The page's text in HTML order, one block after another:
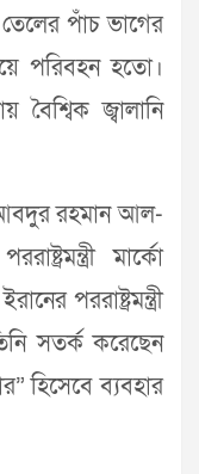
তেলের পাঁচ ভাগের
পরিবহন হতো।
বৈশ্বিক জ্বালানি
আবদুর রহমান আল-
মার্কো
পররাষ্ট্রমন্ত্রী
সতর্ক করেছেন
হিসেবে ব্যবহার